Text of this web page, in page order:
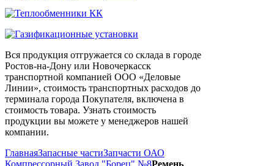
Вся продукция отгружается со склада в городе
Ростов-на-Дону или Новочеркасск
транспортной компанией ООО «Деловые
Линии», стоимость транспортных расходов до
терминала города Покупателя, включена в
стоимость товара. Узнать стоимость
продукции вы можете у менеджеров нашей
компании.
ГлавнаяЗапасные частиЗапчасти ОАО
Компрессорный Завод "Борец" №8Ремень